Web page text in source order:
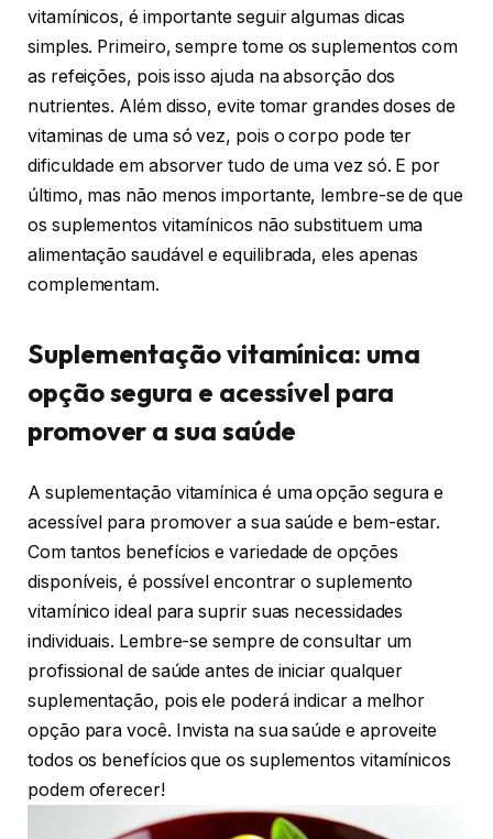
vitamínicos, é importante seguir algumas dicas
simples. Primeiro, sempre tome os suplementos com
as refeições, pois isso ajuda na absorção dos
nutrientes. Além disso, evite tomar grandes doses de
vitaminas de uma só vez, pois o corpo pode ter
dificuldade em absorver tudo de uma vez só. E por
último, mas não menos importante, lembre-se de que
os suplementos vitamínicos não substituem uma
alimentação saudável e equilibrada, eles apenas
complementam.
Suplementação vitamínica: uma
opção segura e acessível para
promover a sua saúde
A suplementação vitamínica é uma opção segura e
acessível para promover a sua saúde e bem-estar.
Com tantos benefícios e variedade de opções
disponíveis, é possível encontrar o suplemento
vitamínico ideal para suprir suas necessidades
individuais. Lembre-se sempre de consultar um
profissional de saúde antes de iniciar qualquer
suplementação, pois ele poderá indicar a melhor
opção para você. Invista na sua saúde e aproveite
todos os benefícios que os suplementos vitamínicos
podem oferecer!